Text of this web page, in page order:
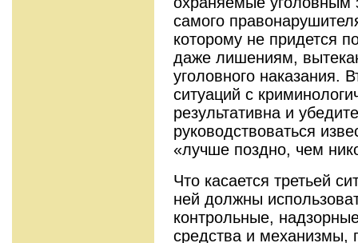
самого
которому не придется
даже лишениям,
уголовного наказания.
ситуаций с
результативна и
руководствоваться
«лучше поздно, чем
Что касается третьей
ней должны
контрольные,
средства и механизмы,